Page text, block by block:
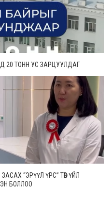
20 ТОНН УС ЗАРЦУУЛДАГ
“ЭРҮҮЛ ҮРС” ТӨВ ҮЙЛ
БОЛЛОО